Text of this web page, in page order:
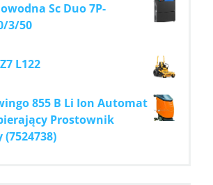
Sc Duo 7P-
3/50
L122
855 B Li Ion Automat
Prostownik